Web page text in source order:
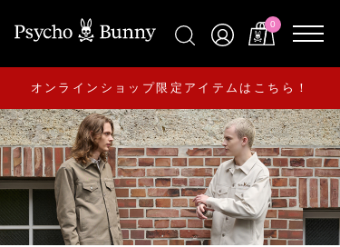
0
オンラインショップ限定アイテムはこちら！